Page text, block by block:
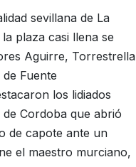
sevillana de La
plaza casi llena se
Aguirre, Torrestrella
Fuente
los lidiados
Cordoba que abrió
de capote ante un
el maestro murciano,